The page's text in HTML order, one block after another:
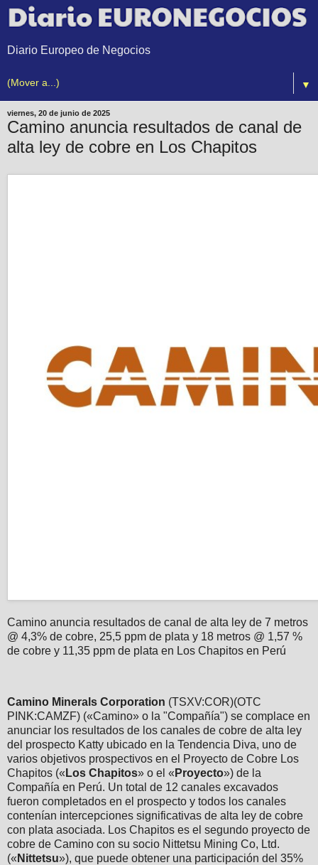
Diario Europeo de Negocios
▼
viernes, 20 de junio de 2025
Camino anuncia resultados de canal de
alta ley de cobre en Los Chapitos
Camino anuncia resultados de canal de alta ley de 7 metros
@ 4,3% de cobre, 25,5 ppm de plata y 18 metros @ 1,57 %
de cobre y 11,35 ppm de plata en Los Chapitos en Perú
Camino Minerals Corporation (TSXV:COR)(OTC
PINK:CAMZF) («Camino» o la "Compañía") se complace en
anunciar los resultados de los canales de cobre de alta ley
del prospecto Katty ubicado en la Tendencia Diva, uno de
varios objetivos prospectivos en el Proyecto de Cobre Los
Chapitos (« Los Chapitos» o el « Proyecto») de la
Compañía en Perú. Un total de 12 canales excavados
fueron completados en el prospecto y todos los canales
contenían intercepciones significativas de alta ley de cobre
con plata asociada. Los Chapitos es el segundo proyecto de
cobre de Camino con su socio Nittetsu Mining Co, Ltd.
(« Nittetsu»), que puede obtener una participación del 35%